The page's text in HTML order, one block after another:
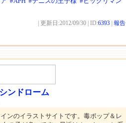
| 更新日:2012/09/30 | ID:6393 報告
ンドローム
ンのイラストサイトです。毒ポップ＆レ